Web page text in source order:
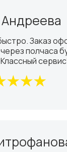
Заказ
полчаса